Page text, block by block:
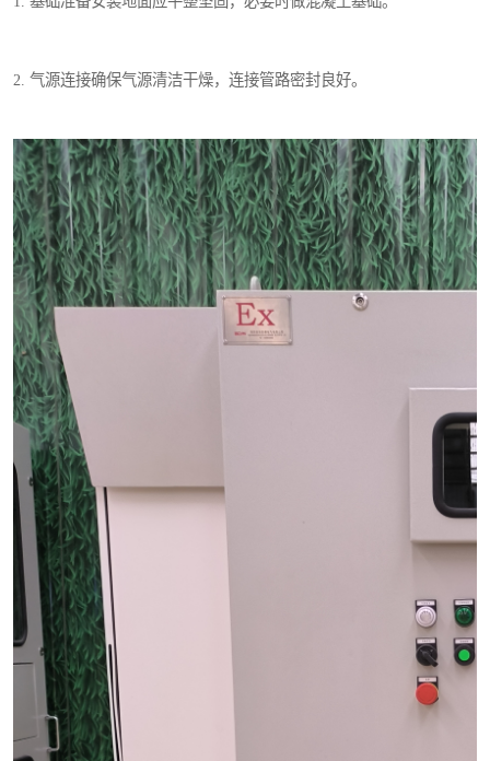
2. 气源连接确保气源清洁干燥，连接管路密封良好。